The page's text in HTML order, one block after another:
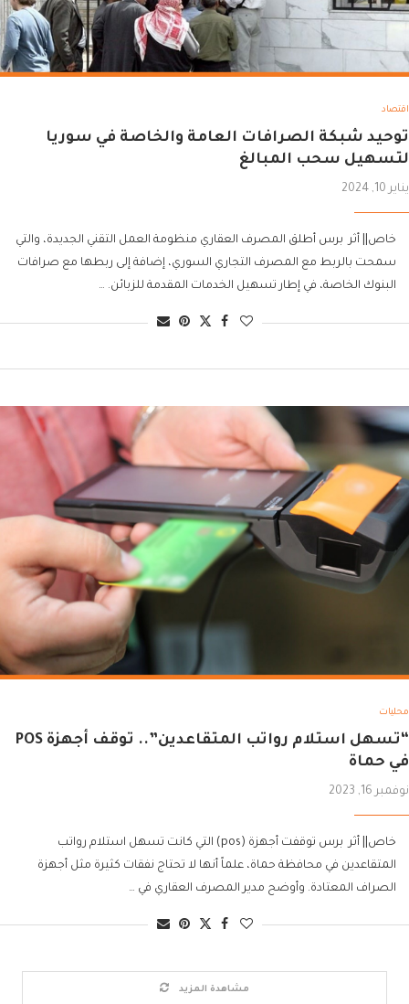
اقتصاد
توحيد شبكة الصرافات العامة والخاصة في سوريا
لتسهيل سحب المبالغ
يناير 10, 2024
خاص|| أثر برس أطلق المصرف العقاري منظومة العمل التقني الجديدة، والتي
سمحت بالربط مع المصرف التجاري السوري، إضافة إلى ربطها مع صرافات
البنوك الخاصة، في إطار تسهيل الخدمات المقدمة للزبائن. …
محليات
“تسهل استلام رواتب المتقاعدين”.. توقف أجهزة POS
في حماة
نوفمبر 16, 2023
خاص|| أثر برس توقفت أجهزة (pos) التي كانت تسهل استلام رواتب
المتقاعدين في محافظة حماة، علماً أنها لا تحتاج نفقات كثيرة مثل أجهزة
الصراف المعتادة. وأوضح مدير المصرف العقاري في …
مشاهدة المزيد